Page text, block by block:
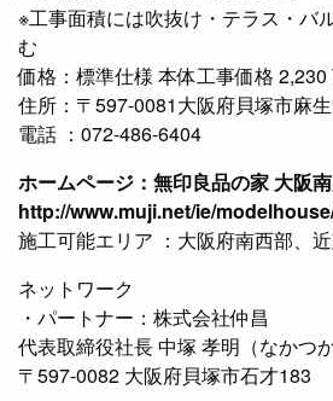
※工事面積には吹抜け・テラス・バ
む
価格：標準仕様 本体工事価格 2,230
住所：〒597-0081大阪府貝塚市麻
電話 ：072-486-6404
ホームページ：無印良品の家 大阪
http://www.muji.net/ie/
施工可能エリア ：大阪府南西部、
ネットワーク
・パートナー：株式会社仲昌
代表取締役社長 中塚 孝明（なかつ
〒597-0082 大阪府貝塚市石才183